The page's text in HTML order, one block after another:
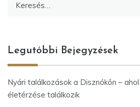
Legutóbbi Bejegyzések
Nyári találkozások a Disznókőn –
életérzése találkozik